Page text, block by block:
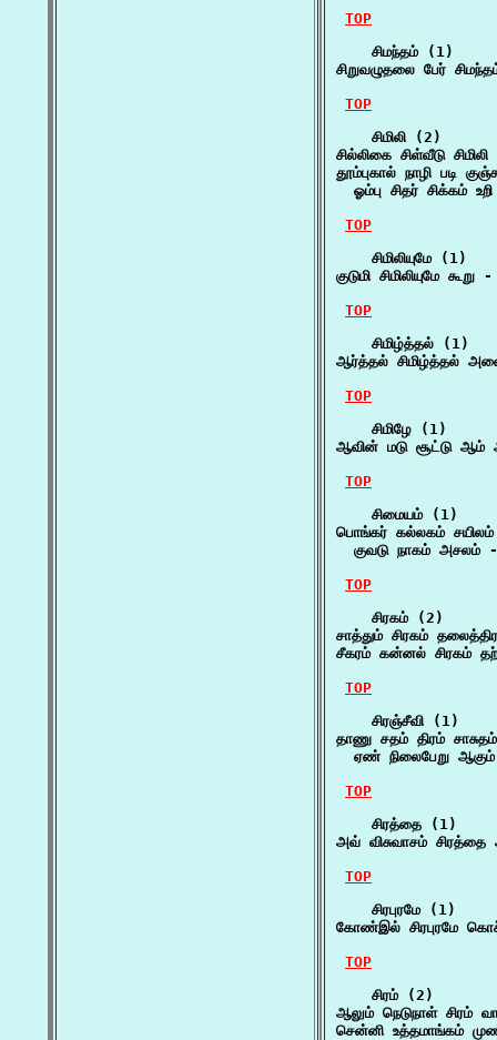
TOP
    சிமந்தம் (1)
சிறுவழுதலை பேர்
TOP
    சிமிலி (2)
சில்லிகை சிள்வீடு
தூம்புகால் நாழி படி
ஓம்பு சிதர் சிக்கம்
TOP
    சிமிலியுமே (1)
குடுமி சிமிலியுமே கூறு
TOP
    சிமிழ்த்தல் (1)
ஆர்த்தல் சிமிழ்த்தல்
TOP
    சிமிழே (1)
ஆவின் மடு சூட்டு ஆம்
TOP
    சிமையம் (1)
பொங்கர் கல்லகம்
குவடு நாகம் அசலம்
TOP
    சிரகம் (2)
சாத்தும் சிரகம்
சீகரம் கன்னல் சிரகம்
TOP
    சிரஞ்சீவி (1)
தாணு சதம் திரம்
ஏண் நிலைபேறு
TOP
    சிரத்தை (1)
அவ் விசுவாசம்
TOP
    சிரபுரமே (1)
கோண்இல் சிரபுரமே
TOP
    சிரம் (2)
ஆலும் நெடுநாள்
சென்னி உத்தமாங்கம்